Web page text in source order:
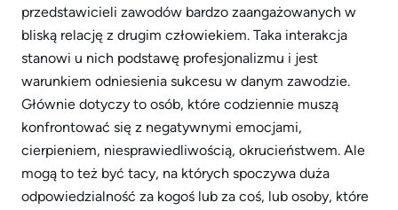
przedstawicieli zawodów bardzo zaangażowanych w
bliską relację z drugim człowiekiem. Taka interakcja
stanowi u nich podstawę profesjonalizmu i jest
warunkiem odniesienia sukcesu w danym zawodzie.
Głównie dotyczy to osób, które codziennie muszą
konfrontować się z negatywnymi emocjami,
cierpieniem, niesprawiedliwością, okrucieństwem. Ale
mogą to też być tacy, na których spoczywa duża
odpowiedzialność za kogoś lub za coś, lub osoby, które